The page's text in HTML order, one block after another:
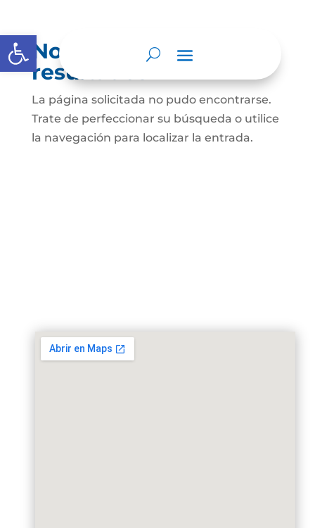
Abrir barra de herramientas
No se encontraron
resultados
La página solicitada no pudo encontrarse.
Trate de perfeccionar su búsqueda o utilice
la navegación para localizar la entrada.